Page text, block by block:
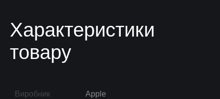
Характеристики
товару
Виробник Apple